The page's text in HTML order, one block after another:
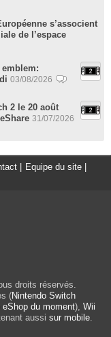
s’associent
de l’espace
03/08/2026
2 le 20 août
31/07/2026
Equipe du site
droits réservés.
(Nintendo Switch
du moment), Wii
aussi sur mobile